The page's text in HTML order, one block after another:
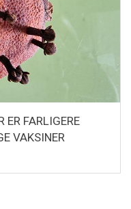
ER FARLIGERE
VAKSINER